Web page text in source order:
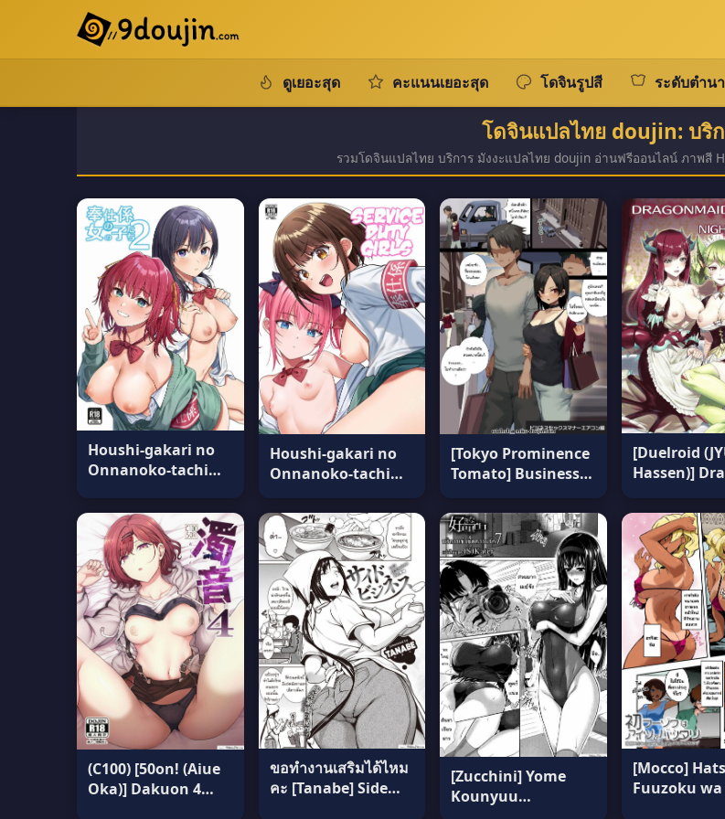
ดูเยอะสุด คะแนนเยอะสุด โดจินรูปสี ระดับตำน
โดจินแปลไทย doujin: บริ
รวมโดจินแปลไทย บริการ มังงะแปลไทย doujin อ่านฟรีออนไลน์ ภาพสี
Houshi-gakari no
Onnanoko-tachi
สาวบริการชุดนักเรียน
ตอน 2 แปลไทย
Houshi-gakari no
Onnanoko-tachi
[Tsukimoto Kizuki]
สาวกะบริการชุด
นักเรียน ตอน1 แปล
ไทย
[Tokyo Prominence
Tomato] Business
Sex Manner Air
Conditioner Hen
แปลไทย
[Duelroid
Hassen)]
(C102) แปลไ
(C100) [50on! (Aiue
Oka)] Dakuon 4
ขอทำงานเสริมได้ไหม
คะ [Tanabe] Side
[Zucchini] Yome
Kounyuu
[Mocco]
Fuuzoku